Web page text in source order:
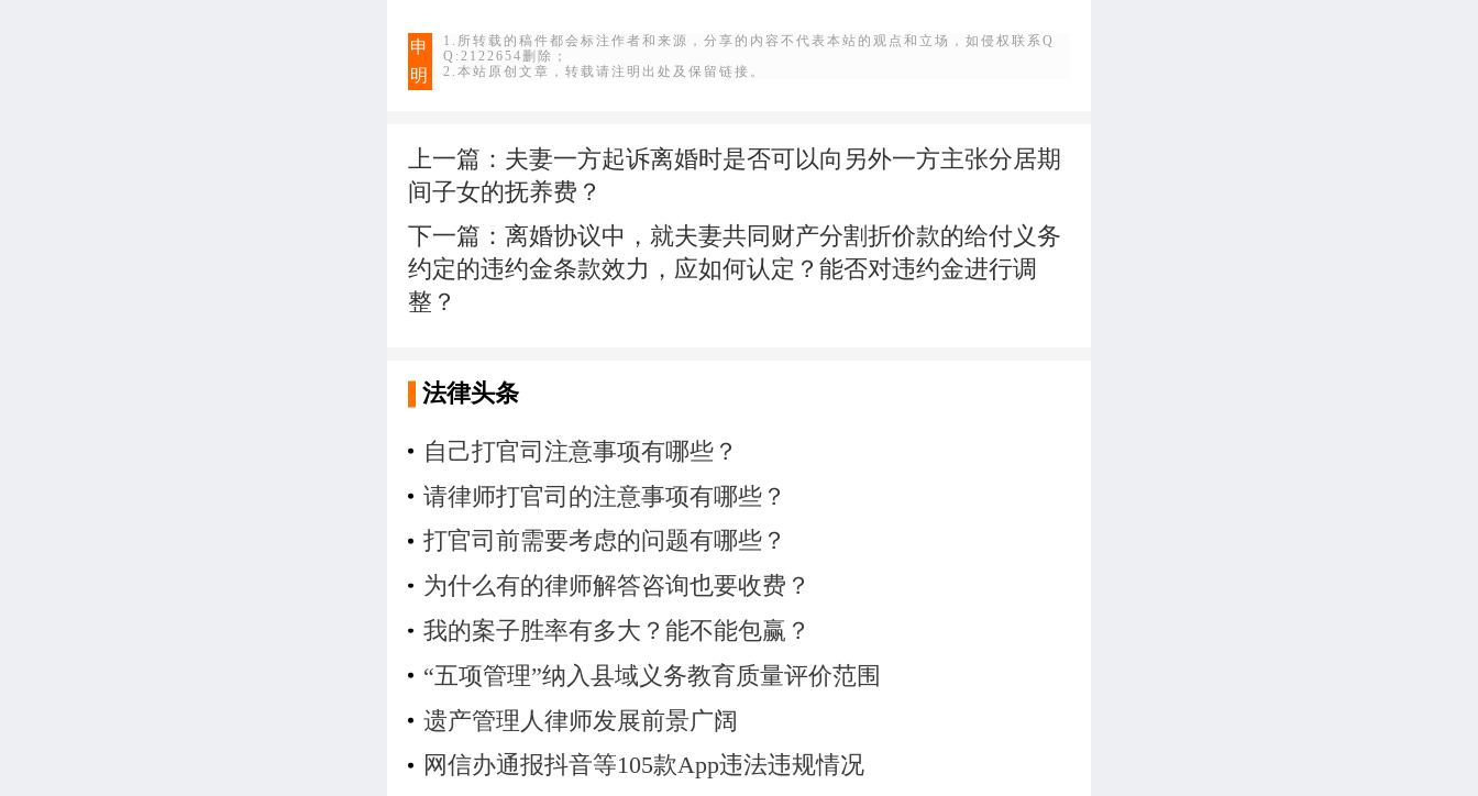
申
明
1.所转载的稿件都会标注作者和来源，分享的内容不代表本站的观点和立场，如侵权联系Q
Q:2122654删除；
2.本站原创文章，转载请注明出处及保留链接。
上一篇： 夫妻一方起诉离婚时是否可以向另外一方主张分居期
间子女的抚养费？
下一篇：离婚协议中，就夫妻共同财产分割折价款的给付义务
约定的违约金条款效力，应如何认定？能否对违约金进行调
整？
法律头条
自己打官司注意事项有哪些？
请律师打官司的注意事项有哪些？
打官司前需要考虑的问题有哪些？
为什么有的律师解答咨询也要收费？
我的案子胜率有多大？能不能包赢？
“五项管理”纳入县域义务教育质量评价范围
遗产管理人律师发展前景广阔
网信办通报抖音等105款App违法违规情况